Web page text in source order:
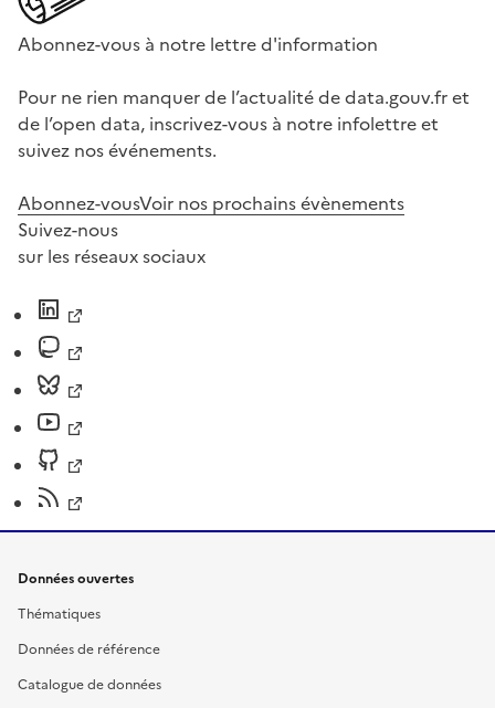
Abonnez-vous à notre lettre d'information
Pour ne rien manquer de l’actualité de data.gouv.fr et
de l’open data, inscrivez-vous à notre infolettre et
suivez nos événements.
Abonnez-vousVoir nos prochains évènements
Suivez-nous
sur les réseaux sociaux
Données ouvertes
Thématiques
Données de référence
Catalogue de données